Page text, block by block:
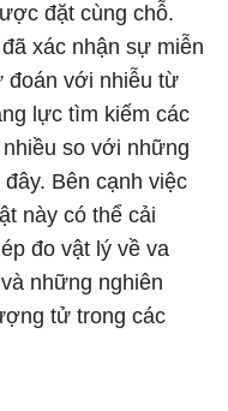
đặt cùng chỗ.
xác nhận sự miễn
đoán với nhiễu từ
lực tìm kiếm các
so với những
Bên cạnh việc
này có thể cải
đo vật lý về va
những nghiên
tử trong các